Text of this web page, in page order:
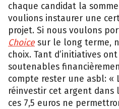
chaque candidat la
voulions instaurer une
projet. Si nous voulons
Choicesur le long terme,
choix. Tant d’initiatives
soutenables
compte rester une asbl: «
réinvestir cet argent dans
ces 7,5 euros ne